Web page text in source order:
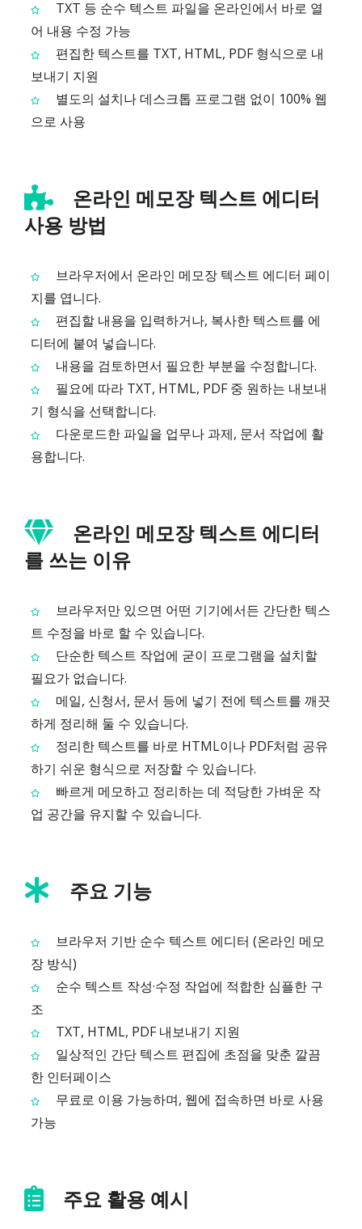
TXT 등 순수 텍스트 파일을 온라인에서 바로 열
어 내용 수정 가능
편집한 텍스트를 TXT, HTML, PDF 형식으로 내
보내기 지원
별도의 설치나 데스크톱 프로그램 없이 100% 웹
으로 사용
온라인 메모장 텍스트 에디터
사용 방법
브라우저에서 온라인 메모장 텍스트 에디터 페이
지를 엽니다.
편집할 내용을 입력하거나, 복사한 텍스트를 에
디터에 붙여 넣습니다.
내용을 검토하면서 필요한 부분을 수정합니다.
필요에 따라 TXT, HTML, PDF 중 원하는 내보내
기 형식을 선택합니다.
다운로드한 파일을 업무나 과제, 문서 작업에 활
용합니다.
온라인 메모장 텍스트 에디터
를 쓰는 이유
브라우저만 있으면 어떤 기기에서든 간단한 텍스
트 수정을 바로 할 수 있습니다.
단순한 텍스트 작업에 굳이 프로그램을 설치할
필요가 없습니다.
메일, 신청서, 문서 등에 넣기 전에 텍스트를 깨끗
하게 정리해 둘 수 있습니다.
정리한 텍스트를 바로 HTML이나 PDF처럼 공유
하기 쉬운 형식으로 저장할 수 있습니다.
빠르게 메모하고 정리하는 데 적당한 가벼운 작
업 공간을 유지할 수 있습니다.
주요 기능
브라우저 기반 순수 텍스트 에디터 (온라인 메모
장 방식)
순수 텍스트 작성·수정 작업에 적합한 심플한 구
조
TXT, HTML, PDF 내보내기 지원
일상적인 간단 텍스트 편집에 초점을 맞춘 깔끔
한 인터페이스
무료로 이용 가능하며, 웹에 접속하면 바로 사용
가능
주요 활용 예시